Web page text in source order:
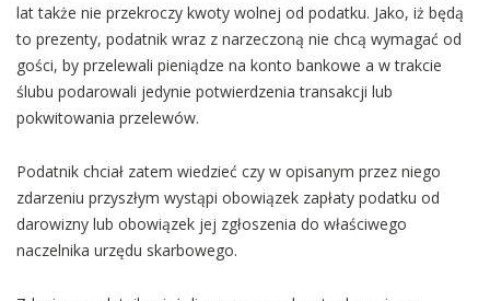
lat także nie przekroczy kwoty wolnej od podatku. Jako, iż będą
to prezenty, podatnik wraz z narzeczoną nie chcą wymagać od
gości, by przelewali pieniądze na konto bankowe a w trakcie
ślubu podarowali jedynie potwierdzenia transakcji lub
pokwitowania przelewów.
Podatnik chciał zatem wiedzieć czy w opisanym przez niego
zdarzeniu przyszłym wystąpi obowiązek zapłaty podatku od
darowizny lub obowiązek jej zgłoszenia do właściwego
naczelnika urzędu skarbowego.